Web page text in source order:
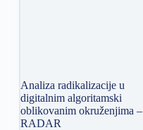
Analiza radikalizacije u
digitalnim algoritamski
oblikovanim okruženjima –
RADAR